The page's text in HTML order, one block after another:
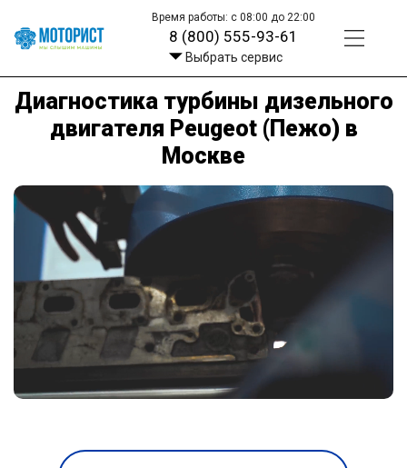
Время работы: с 08:00 до 22:00
8 (800) 555-93-61
Выбрать сервис
Диагностика турбины дизельного
двигателя Peugeot (Пежо) в
Москве